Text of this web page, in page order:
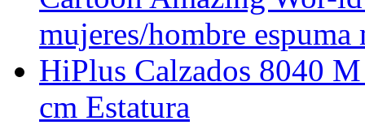
mujeres/hombre espuma
HiPlus Calzados 8040
cm Estatura